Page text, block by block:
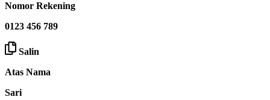
Nomor Rekening
0123 456 789
Salin
Atas Nama
Sari